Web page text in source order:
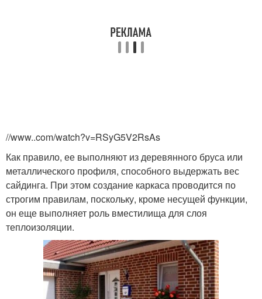
//www..com/watch?v=RSyG5V2RsAs
Как правило, ее выполняют из деревянного бруса или
металлического профиля, способного выдержать вес
сайдинга. При этом создание каркаса проводится по
строгим правилам, поскольку, кроме несущей функции,
он еще выполняет роль вместилища для слоя
теплоизоляции.